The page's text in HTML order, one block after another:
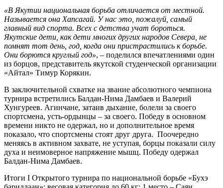
«В Якутии национальная борьба отличается от местной.
Называется она Хапсагай. У нас это, пожалуй, самый
главный вид спорта. Всех с детства учат бороться.
Якутские дети, как дети многих других народов Севера, не
помнят тот день, год, когда они пристрастились к борьбе.
Они борются круглый год», – поделился впечатлениями один
из борцов, представитель якутской студенческой организации
«Айтал» Тимур Корякин.
В заключительной схватке на звание абсолютного чемпиона
турнира встретились Балдан-Нима Дамбаев и Валерий
Хунгуреев. Агинчане, затаив дыхание, болели за своего
спортсмена, усть-ордынцы – за своего. Победу в основном
времени никто не одержал, но и дополнительное время
показало, что спортсмены стоят друг друга. Поочередно
меняясь в активном захвате, не уступая, борцы показали силу
духа и неимоверное напряжение мышц. Победу одержал
Балдан-Нима Дамбаев.
Итоги I Открытого турнира по национальной борьбе «Бухэ